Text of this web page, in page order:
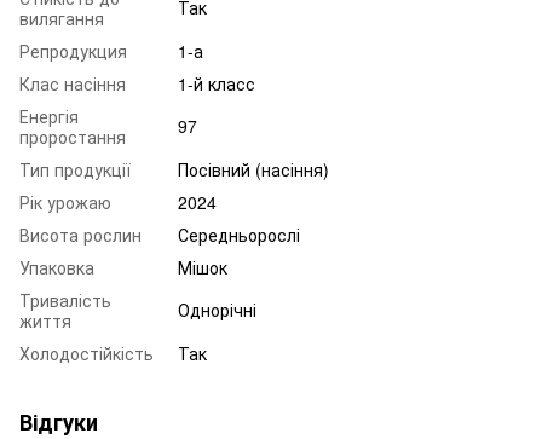
вилягання
Так
Репродукция
1-а
Клас насіння
1-й класс
Енергія
проростання
97
Тип продукції
Посівний (насіння)
Рік урожаю
2024
Висота рослин
Середньорослі
Упаковка
Мішок
Тривалість
життя
Однорічні
Холодостійкість
Так
Відгуки